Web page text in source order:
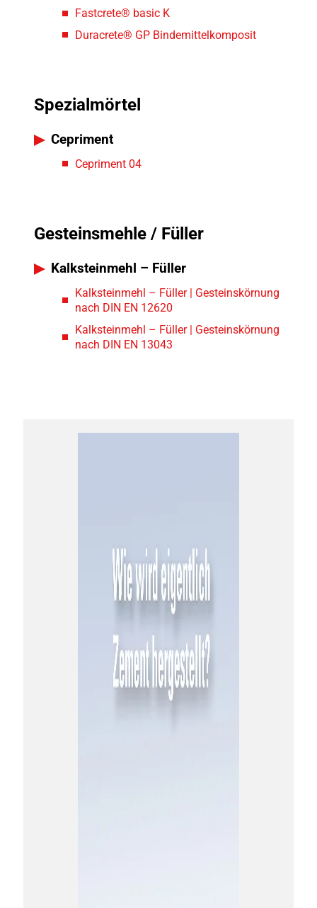
Fastcrete® basic K
Duracrete® GP Bindemittelkomposit
Spezialmörtel
Cepriment
Cepriment 04
Gesteinsmehle / Füller
Kalksteinmehl – Füller
Kalksteinmehl – Füller | Gesteinskörnung
nach DIN EN 12620
Kalksteinmehl – Füller | Gesteinskörnung
nach DIN EN 13043